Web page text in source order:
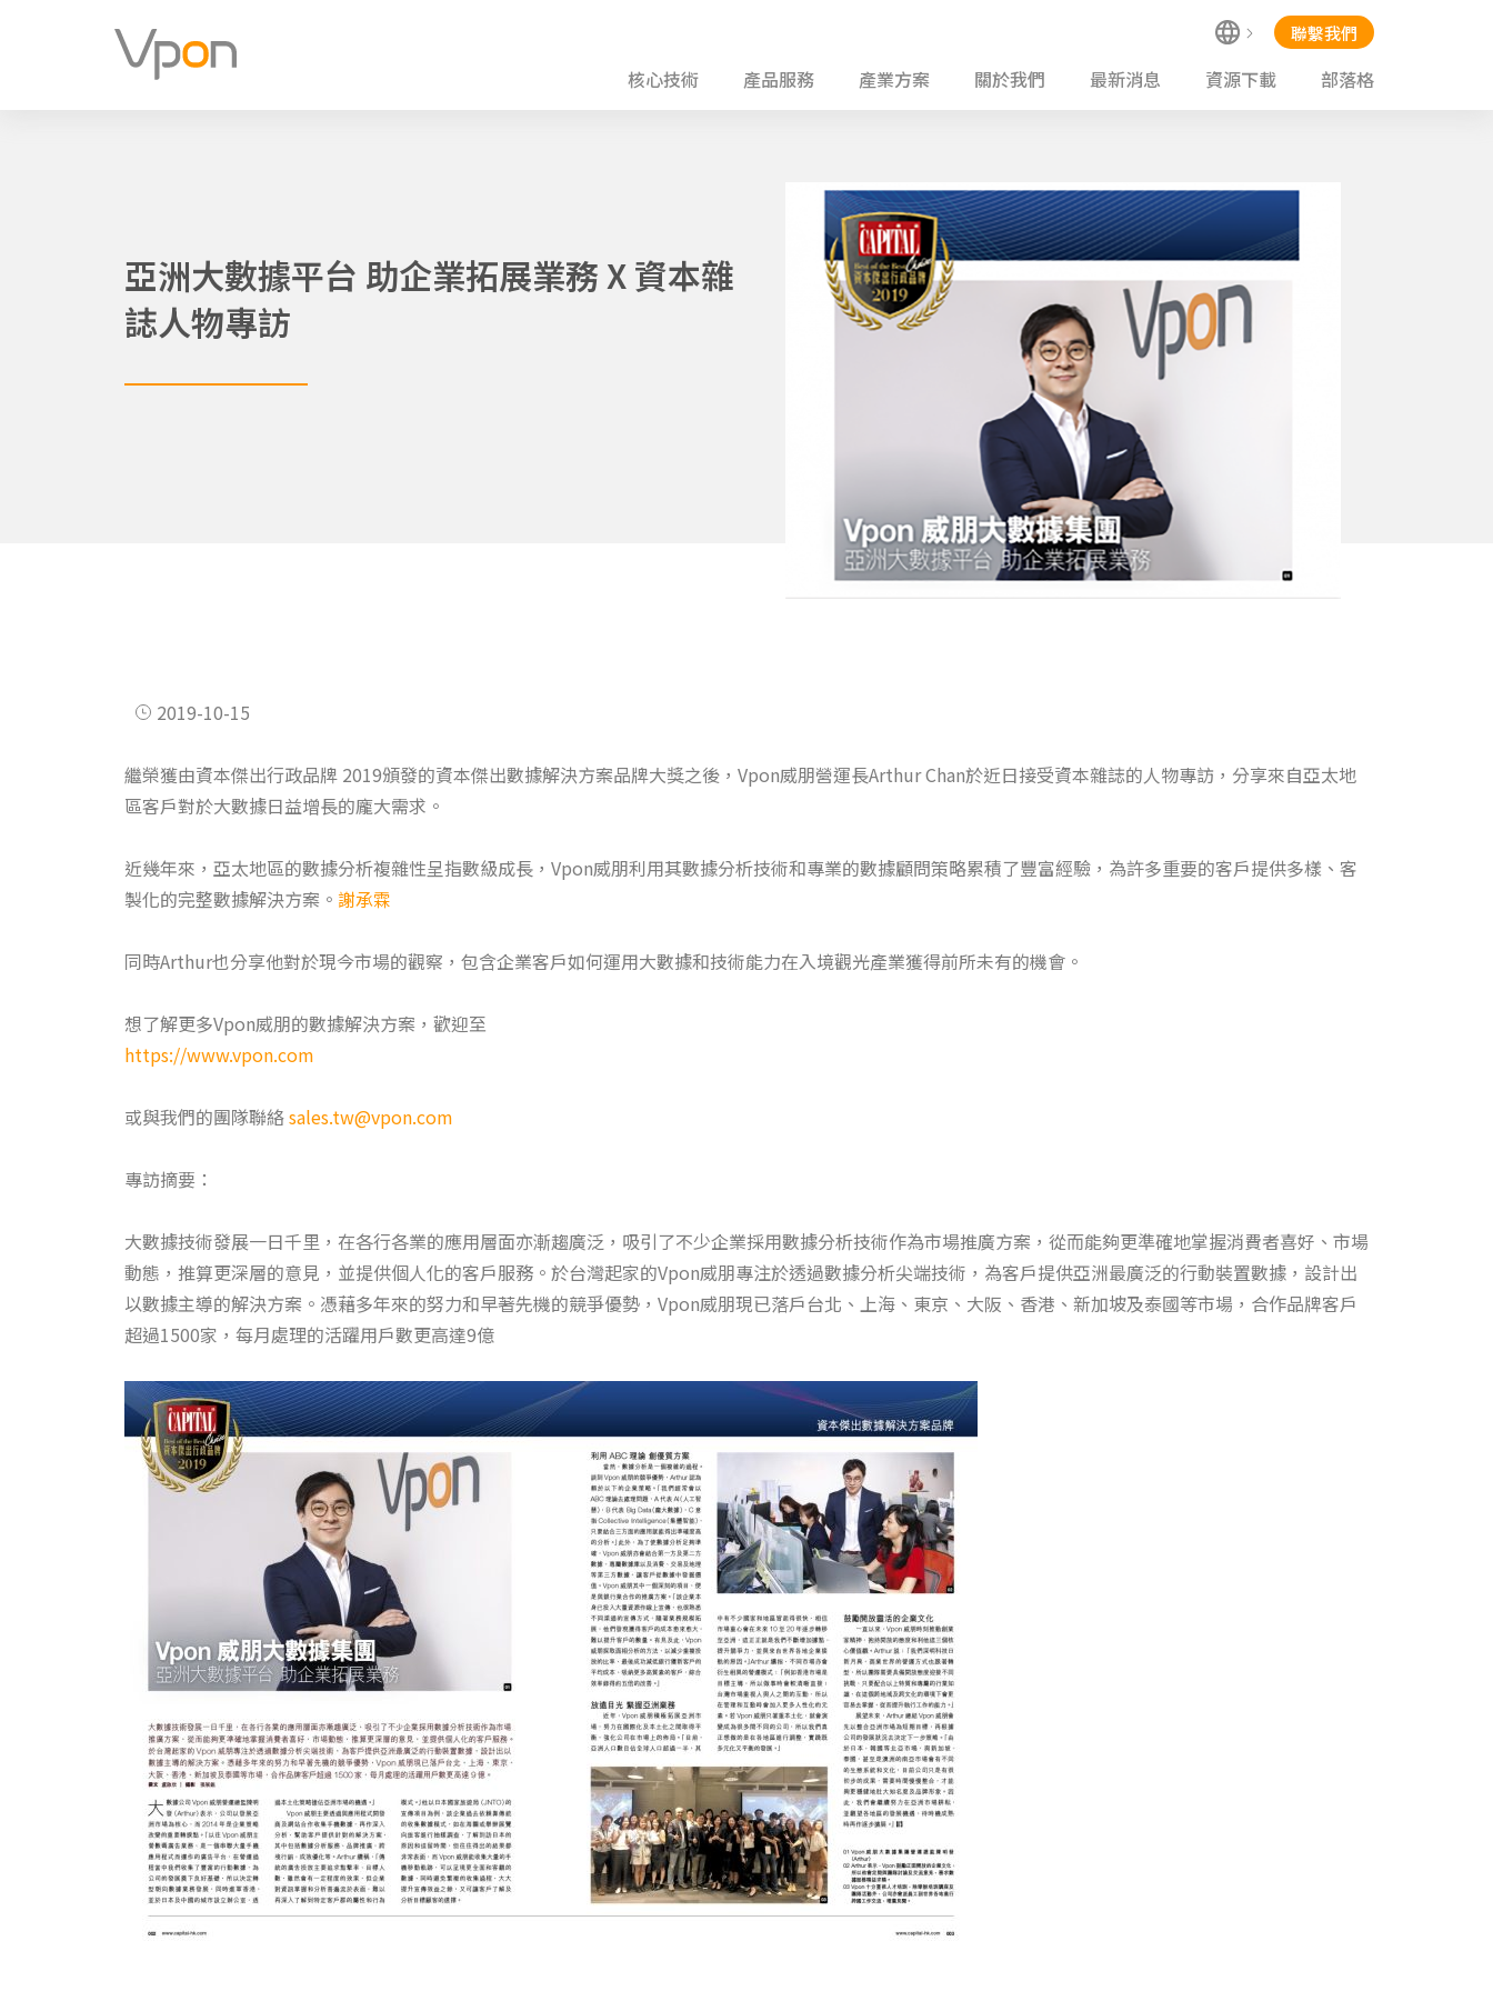
聯繫我們
核心技術 產品服務 產業方案 關於我們 最新消息 資源下載 部落格
亞洲大數據平台 助企業拓展業務 X 資本雜
誌人物專訪
2019-10-15
繼榮獲由資本傑出行政品牌 2019頒發的資本傑出數據解決方案品牌大獎之後，Vpon威朋營運長Arthur Chan於近日接受資本雜誌的人物專訪，分享來自亞太地
區客戶對於大數據日益增長的龐大需求。
近幾年來，亞太地區的數據分析複雜性呈指數級成長，Vpon威朋利用其數據分析技術和專業的數據顧問策略累積了豐富經驗，為許多重要的客戶提供多樣、客
製化的完整數據解決方案。 謝承霖
同時Arthur也分享他對於現今市場的觀察，包含企業客戶如何運用大數據和技術能力在入境觀光產業獲得前所未有的機會。
想了解更多Vpon威朋的數據解決方案，歡迎至
https://www.vpon.com
或與我們的團隊聯絡sales.tw@vpon.com
專訪摘要：
大數據技術發展一日千里，在各行各業的應用層面亦漸趨廣泛，吸引了不少企業採用數據分析技術作為市場推廣方案，從而能夠更準確地掌握消費者喜好、市場
動態，推算更深層的意見，並提供個人化的客戶服務。於台灣起家的Vpon威朋專注於透過數據分析尖端技術，為客戶提供亞洲最廣泛的行動裝置數據，設計出
以數據主導的解決方案。憑藉多年來的努力和早著先機的競爭優勢，Vpon威朋現已落戶台北、上海、東京、大阪、香港、新加坡及泰國等市場，合作品牌客戶
超過1500家，每月處理的活躍用戶數更高達9億